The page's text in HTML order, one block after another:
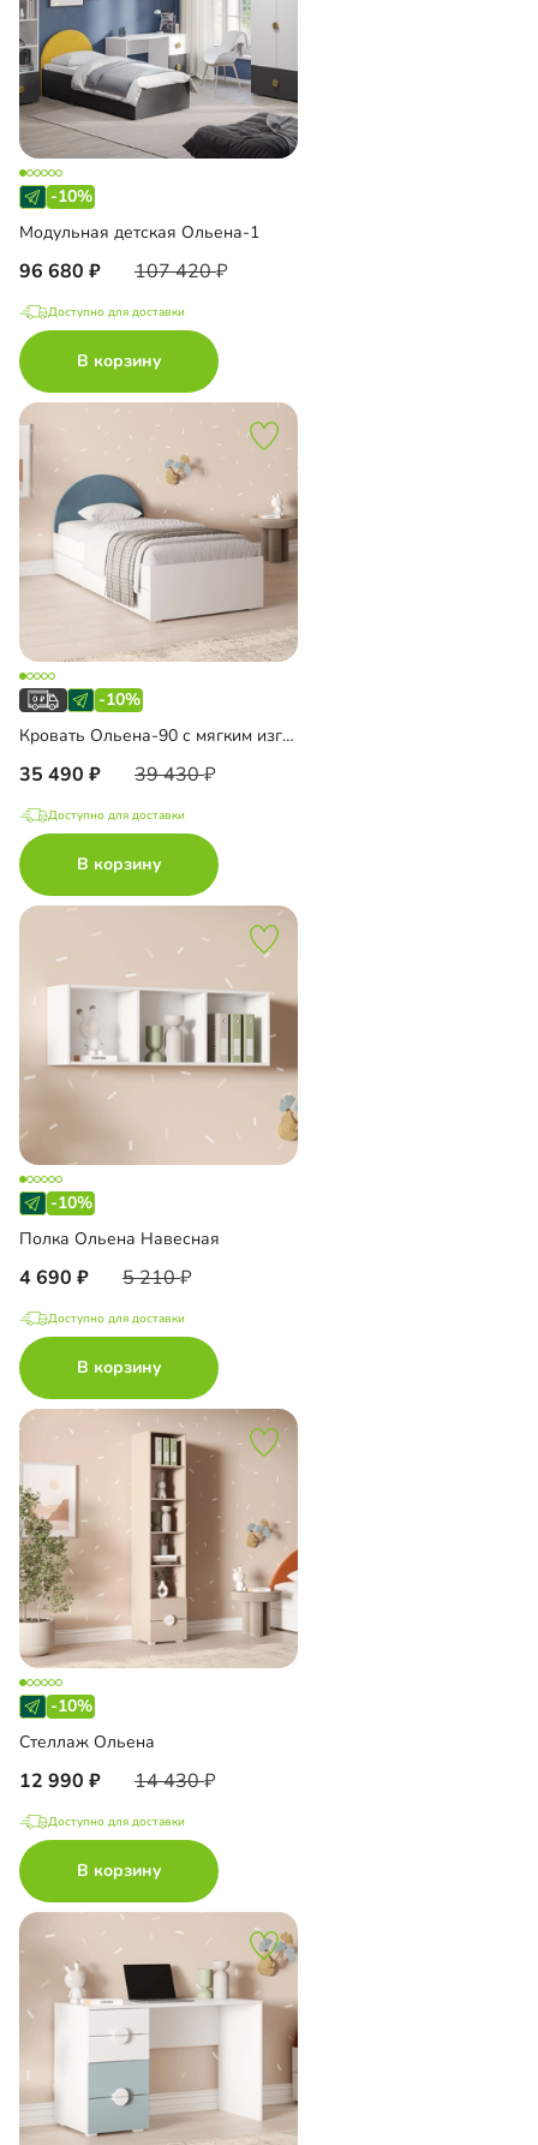
-10%
Модульная детская Ольена-1
96 680 107 420
Доступно для доставки
В корзину
-10%
Кровать Ольена-90 с мягким изголовьем
35 490 39 430
Доступно для доставки
В корзину
-10%
Полка Ольена Навесная
4 690 5 210
Доступно для доставки
В корзину
-10%
Стеллаж Ольена
12 990 14 430
Доступно для доставки
В корзину